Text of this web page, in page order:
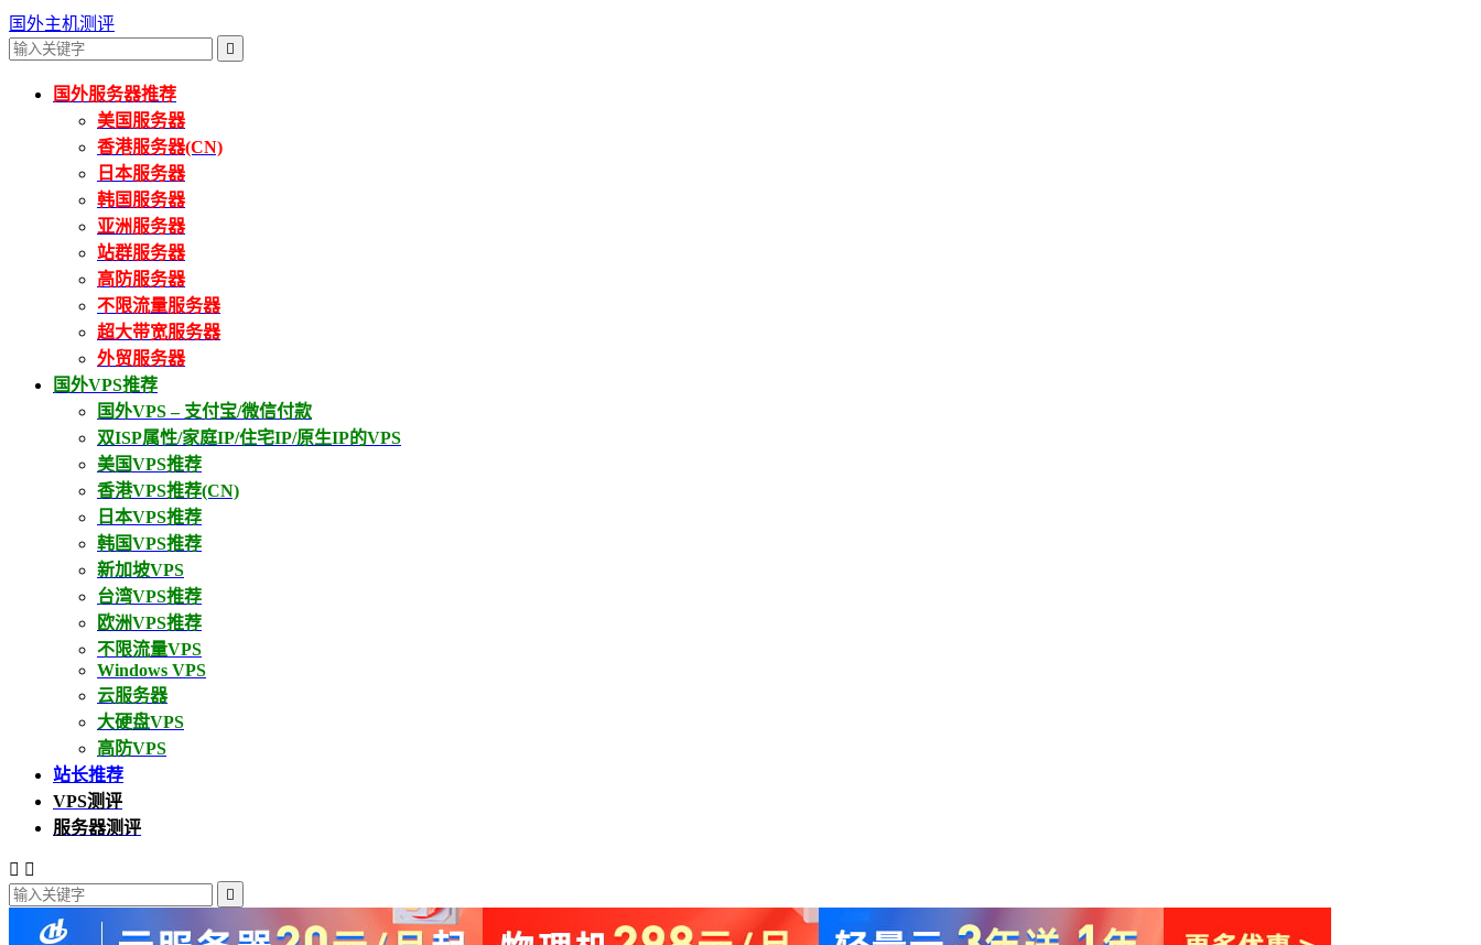
国外主机测评

国外服务器推荐
美国服务器
香港服务器(CN)
日本服务器
韩国服务器
亚洲服务器
站群服务器
高防服务器
不限流量服务器
超大带宽服务器
外贸服务器
国外VPS推荐
国外VPS – 支付宝/微信付款
双ISP属性/家庭IP/住宅IP/原生IP的VPS
美国VPS推荐
香港VPS推荐(CN)
日本VPS推荐
韩国VPS推荐
新加坡VPS
台湾VPS推荐
欧洲VPS推荐
不限流量VPS
Windows VPS
云服务器
大硬盘VPS
高防VPS
站长推荐
VPS测评
服务器测评
 
